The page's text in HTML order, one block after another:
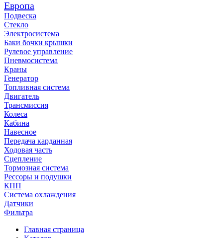
Европа
Подвеска
Стекло
Электросистема
Баки бочки крышки
Рулевое управление
Пневмосистема
Краны
Генератор
Топливная система
Двигатель
Трансмиссия
Колеса
Кабина
Навесное
Передача карданная
Ходовая часть
Сцепление
Тормозная система
Рессоры и подушки
КПП
Система охлаждения
Датчики
Фильтра
Главная страница